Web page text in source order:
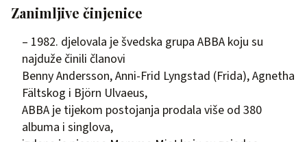
Zanimljive činjenice
– 1982. djelovala je švedska grupa ABBA koju su
najduže činili članovi
Benny Andersson, Anni-Frid Lyngstad (Frida), Agnetha
Fältskog i Björn Ulvaeus,
ABBA je tijekom postojanja prodala više od 380
albuma i singlova,